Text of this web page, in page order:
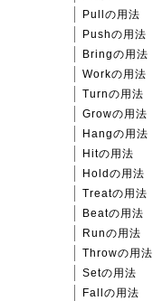
Pullの用法
Pushの用法
Bringの用法
Workの用法
Turnの用法
Growの用法
Hangの用法
Hitの用法
Holdの用法
Treatの用法
Beatの用法
Runの用法
Throwの用法
Setの用法
Fallの用法